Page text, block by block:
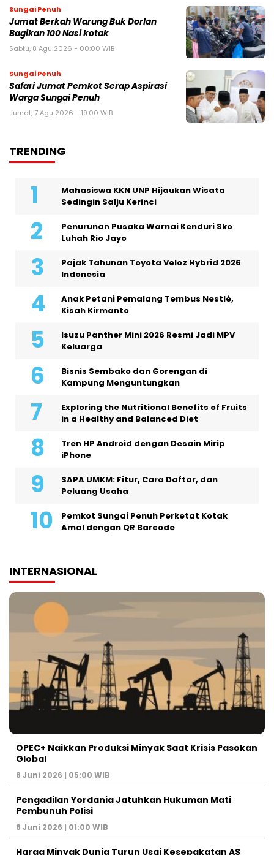
Sungai Penuh
Jumat Berkah Warung Buk Dorlan
Bagikan 100 Nasi kotak
Sabtu, 8 Agu 2026 - 00:00 WIB
Sungai Penuh
Safari Jumat Pemkot Serap Aspirasi
Warga Sungai Penuh
Jumat, 7 Agu 2026 - 19:00 WIB
TRENDING
Mahasiswa KKN UNP Hijaukan Wisata
Sedingin Salju Kerinci
Penurunan Pusaka Warnai Kenduri Sko
Luhah Rio Jayo
Pajak Tahunan Toyota Veloz Hybrid 2026
Indonesia
Anak Petani Pemalang Tembus Nestlé,
Kisah Kirmanto
Isuzu Panther Mini 2026 Resmi Jadi MPV
Keluarga
Bisnis Sembako dan Gorengan di
Kampung Menguntungkan
Exploring the Nutritional Benefits of Fruits
in a Healthy and Balanced Diet
Tren HP Android dengan Desain Mirip
iPhone
SAPA UMKM: Fitur, Cara Daftar, dan
Peluang Usaha
Pemkot Sungai Penuh Perketat Kotak
Amal dengan QR Barcode
INTERNASIONAL
OPEC+ Naikkan Produksi Minyak Saat Krisis Pasokan
Global
8 Juni 2026 | 05:00 WIB
Pengadilan Yordania Jatuhkan Hukuman Mati
Pembunuh Polisi
8 Juni 2026 | 01:00 WIB
Harga Minyak Dunia Turun Usai Kesepakatan AS